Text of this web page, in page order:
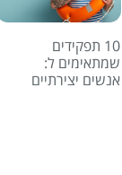
10 תפקידים
שמתאימים ל:
אנשים יצירתיים